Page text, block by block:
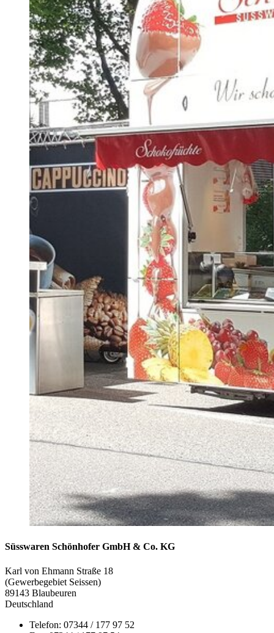
Süsswaren Schönhofer GmbH & Co. KG
Karl von Ehmann Straße 18
(Gewerbegebiet Seissen)
89143 Blaubeuren
Deutschland
Telefon: 07344 / 177 97 52